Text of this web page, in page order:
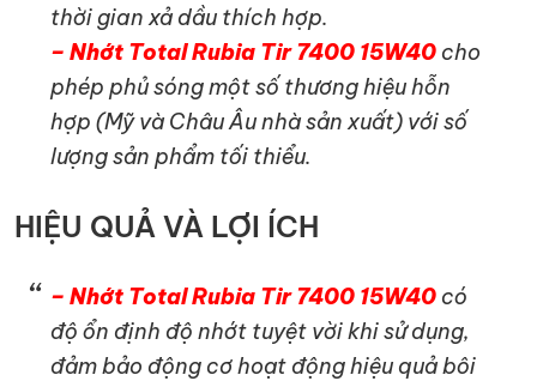
thời gian xả dầu thích hợp.
– Nhớt Total Rubia Tir 7400 15W40 cho
phép phủ sóng một số thương hiệu hỗn
hợp (Mỹ và Châu Âu nhà sản xuất) với số
lượng sản phẩm tối thiểu.
HIỆU QUẢ VÀ LỢI ÍCH
– Nhớt Total Rubia Tir 7400 15W40 có
độ ổn định độ nhớt tuyệt vời khi sử dụng,
đảm bảo động cơ hoạt động hiệu quả bôi